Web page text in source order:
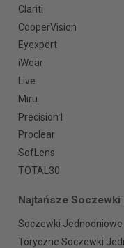
Clariti
CooperVision
Eyexpert
iWear
Live
Miru
Precision1
Proclear
SofLens
TOTAL30
Najtańsze Soczewki
Soczewki Jednodniowe
Toryczne Soczewki